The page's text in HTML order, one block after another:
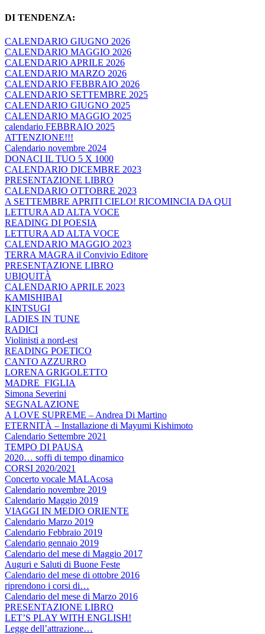
DI TENDENZA:
CALENDARIO GIUGNO 2026
CALENDARIO MAGGIO 2026
CALENDARIO APRILE 2026
CALENDARIO MARZO 2026
CALENDARIO FEBBRAIO 2026
CALENDARIO SETTEMBRE 2025
CALENDARIO GIUGNO 2025
CALENDARIO MAGGIO 2025
calendario FEBBRAIO 2025
ATTENZIONE!!!
Calendario novembre 2024
DONACI IL TUO 5 X 1000
CALENDARIO DICEMBRE 2023
PRESENTAZIONE LIBRO
CALENDARIO OTTOBRE 2023
A SETTEMBRE APRITI CIELO! RICOMINCIA DA QUI
LETTURA AD ALTA VOCE
READING DI POESIA
LETTURA AD ALTA VOCE
CALENDARIO MAGGIO 2023
TERRA MAGRA il Convivio Editore
PRESENTAZIONE LIBRO
UBIQUITÀ
CALENDARIO APRILE 2023
KAMISHIBAI
KINTSUGI
LADIES IN TUNE
RADICI
Violinisti a nord-est
READING POETICO
CANTO AZZURRO
LORENA GRIGOLETTO
MADRE_FIGLIA
Simona Severini
SEGNALAZIONE
A LOVE SUPREME – Andrea Di Martino
ETERNITÀ – Installazione di Mayumi Kishimoto
Calendario Settembre 2021
TEMPO DI PAUSA
2020… soffi di tempo dinamico
CORSI 2020/2021
Concerto vocale MALAcosa
Calendario novembre 2019
Calendario Maggio 2019
VIAGGI IN MEDIO ORIENTE
Calendario Marzo 2019
Calendario Febbraio 2019
Calendario gennaio 2019
Calendario del mese di Maggio 2017
Auguri e Saluti di Buone Feste
Calendario del mese di ottobre 2016
riprendono i corsi di…
Calendario del mese di Marzo 2016
PRESENTAZIONE LIBRO
LET’S PLAY WITH ENGLISH!
Legge dell’attrazione…